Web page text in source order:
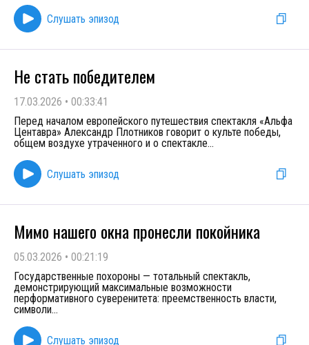
Слушать эпизод
Не стать победителем
17.03.2026 • 00:33:41
Перед началом европейского путешествия спектакля «Альфа
Центавра» Александр Плотников говорит о культе победы,
общем воздухе утраченного и о спектакле...
Слушать эпизод
Мимо нашего окна пронесли покойника
05.03.2026 • 00:21:19
Государственные похороны — тотальный спектакль,
демонстрирующий максимальные возможности
перформативного суверенитета: преемственность власти,
символи...
Слушать эпизод